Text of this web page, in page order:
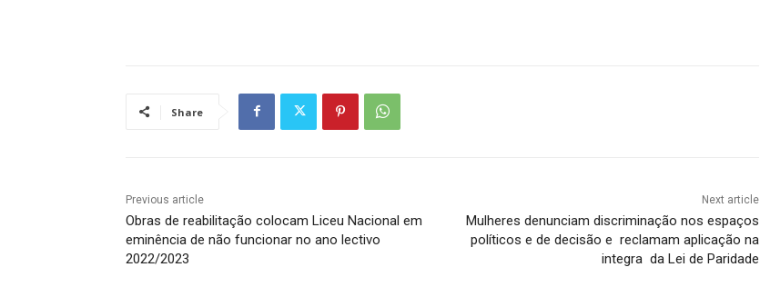
Share
Previous article
Obras de reabilitação colocam Liceu Nacional em
eminência de não funcionar no ano lectivo
2022/2023
Next article
Mulheres denunciam discriminação nos espaços
políticos e de decisão e reclamam aplicação na
integra da Lei de Paridade